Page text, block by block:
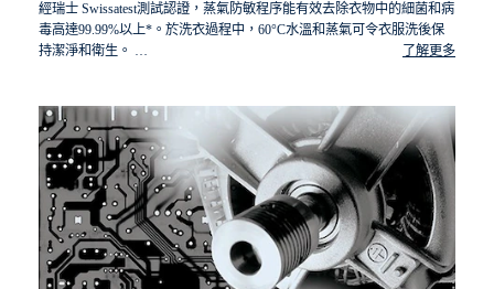
經瑞士 Swissatest測試認證，蒸氣防敏程序能有效去除衣物中的細菌和病
毒高達99.99%以上*。於洗衣過程中，60°C水溫和蒸氣可令衣服洗後保
持潔淨和衛生。
菌、屎腸球菌、白色念珠菌、銅綠假單胞菌和 噬菌體MS2外部測
試的報告（測試報告編號：202120117）
了解更多